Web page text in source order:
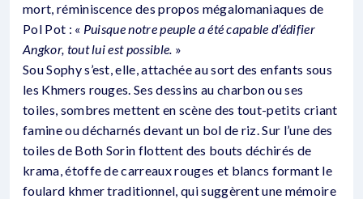
mort, réminiscence des propos mégalomaniaques de
Pol Pot : « Puisque notre peuple a été capable d’édifier
Angkor, tout lui est possible. »
Sou Sophy s’est, elle, attachée au sort des enfants sous
les Khmers rouges. Ses dessins au charbon ou ses
toiles, sombres mettent en scène des tout-petits criant
famine ou décharnés devant un bol de riz. Sur l’une des
toiles de Both Sorin flottent des bouts déchirés de
krama, étoffe de carreaux rouges et blancs formant le
foulard khmer traditionnel, qui suggèrent une mémoire